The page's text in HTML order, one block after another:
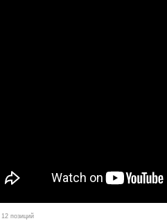
12 позиций